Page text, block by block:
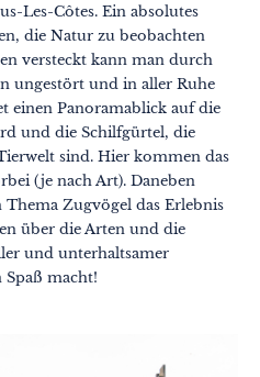
Les-Côtes. Ein absolutes
die Natur zu beobachten
versteckt kann man durch
ungestört und in aller Ruhe
einen Panoramablick auf die
und die Schilfgürtel, die
sind. Hier kommen das
(je nach Art). Daneben
Zugvögel das Erlebnis
über die Arten und die
und unterhaltsamer
macht!